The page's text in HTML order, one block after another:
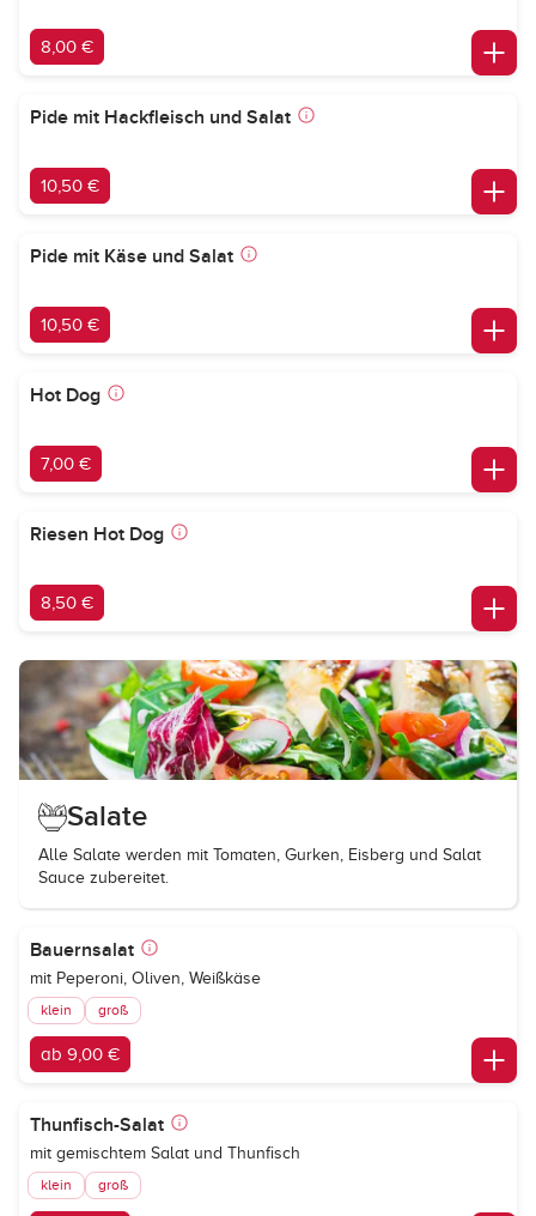
8,00 €
Pide mit Hackfleisch und Salat
10,50 €
Pide mit Käse und Salat
10,50 €
Hot Dog
7,00 €
Riesen Hot Dog
8,50 €
Salate
Alle Salate werden mit Tomaten, Gurken, Eisberg und Salat
Sauce zubereitet.
Bauernsalat
mit Peperoni, Oliven, Weißkäse
klein groß
ab 9,00 €
Thunfisch-Salat
mit gemischtem Salat und Thunfisch
klein groß